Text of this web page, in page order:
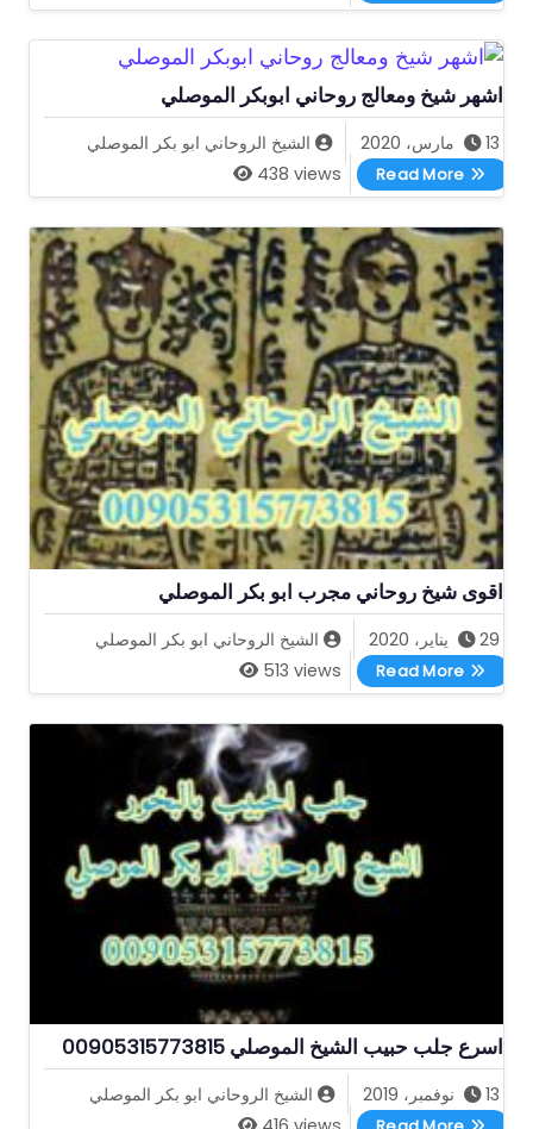
اشهر شيخ ومعالج روحاني ابوبكر الموصلي
13 مارس، 2020
الشيخ الروحاني ابو بكر الموصلي
438 views
Read More
اشهر شيخ ومعالج روحاني ابوبكر الموصلي
اقوى شيخ روحاني مجرب ابو بكر الموصلي
29 يناير، 2020
الشيخ الروحاني ابو بكر الموصلي
513 views
Read More
اقوى شيخ روحاني مجرب ابو بكر الموصلي
اسرع جلب حبيب الشيخ الموصلي 00905315773815
13 نوفمبر، 2019
الشيخ الروحاني ابو بكر الموصلي
اسرع جلب حبيب الشيخ الموصلي 00905315773815